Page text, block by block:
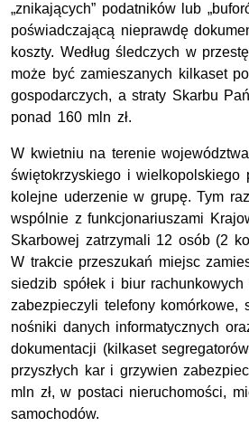
„znikających” podatników lub
poświadczającą nieprawdę
koszty. Według śledczych w
może być zamieszanych kilkaset
gospodarczych, a straty Skarbu
ponad 160 mln zł.
W kwietniu na terenie
świętokrzyskiego i wielkopolskiego
kolejne uderzenie w grupę. Tym
wspólnie z funkcjonariuszami
Skarbowej zatrzymali 12 osób (2
W trakcie przeszukań miejsc
siedzib spółek i biur rachunkowych
zabezpieczyli telefony komórkowe,
nośniki danych informatycznych
dokumentacji (kilkaset
przyszłych kar i grzywien
mln zł, w postaci nieruchomości,
samochodów.